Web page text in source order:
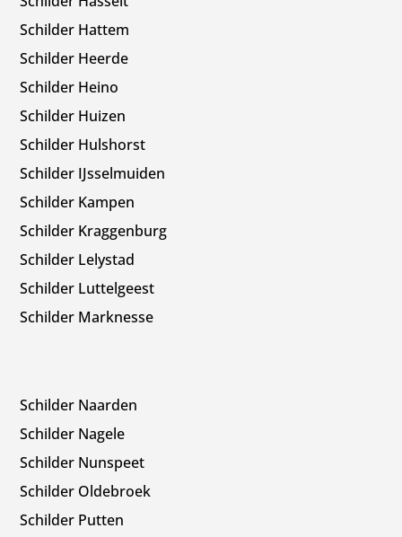
Schilder Hattem
Schilder Heerde
Schilder Heino
Schilder Huizen
Schilder Hulshorst
Schilder IJsselmuiden
Schilder Kampen
Schilder Kraggenburg
Schilder Lelystad
Schilder Luttelgeest
Schilder Marknesse
Schilder Naarden
Schilder Nagele
Schilder Nunspeet
Schilder Oldebroek
Schilder Putten